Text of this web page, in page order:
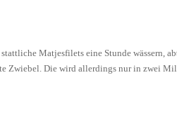
stattliche Matjesfilets eine Stunde wässern,
Die wird allerdings nur in zwei